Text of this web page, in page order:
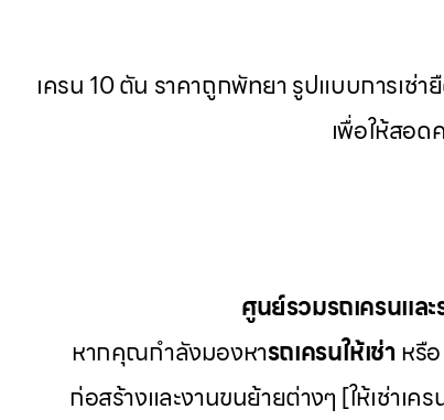
เครน 10 ตัน ราคาถูกพัทยา รูปแบบการเช่
เพื่อให้สอด
ศูนย์รวมรถเครนแล
หากคุณกำลังมองหารถเครนให้เช่าหรือ
ก่อสร้างและงานขนย้ายต่างๆ [ให้เช่าเ